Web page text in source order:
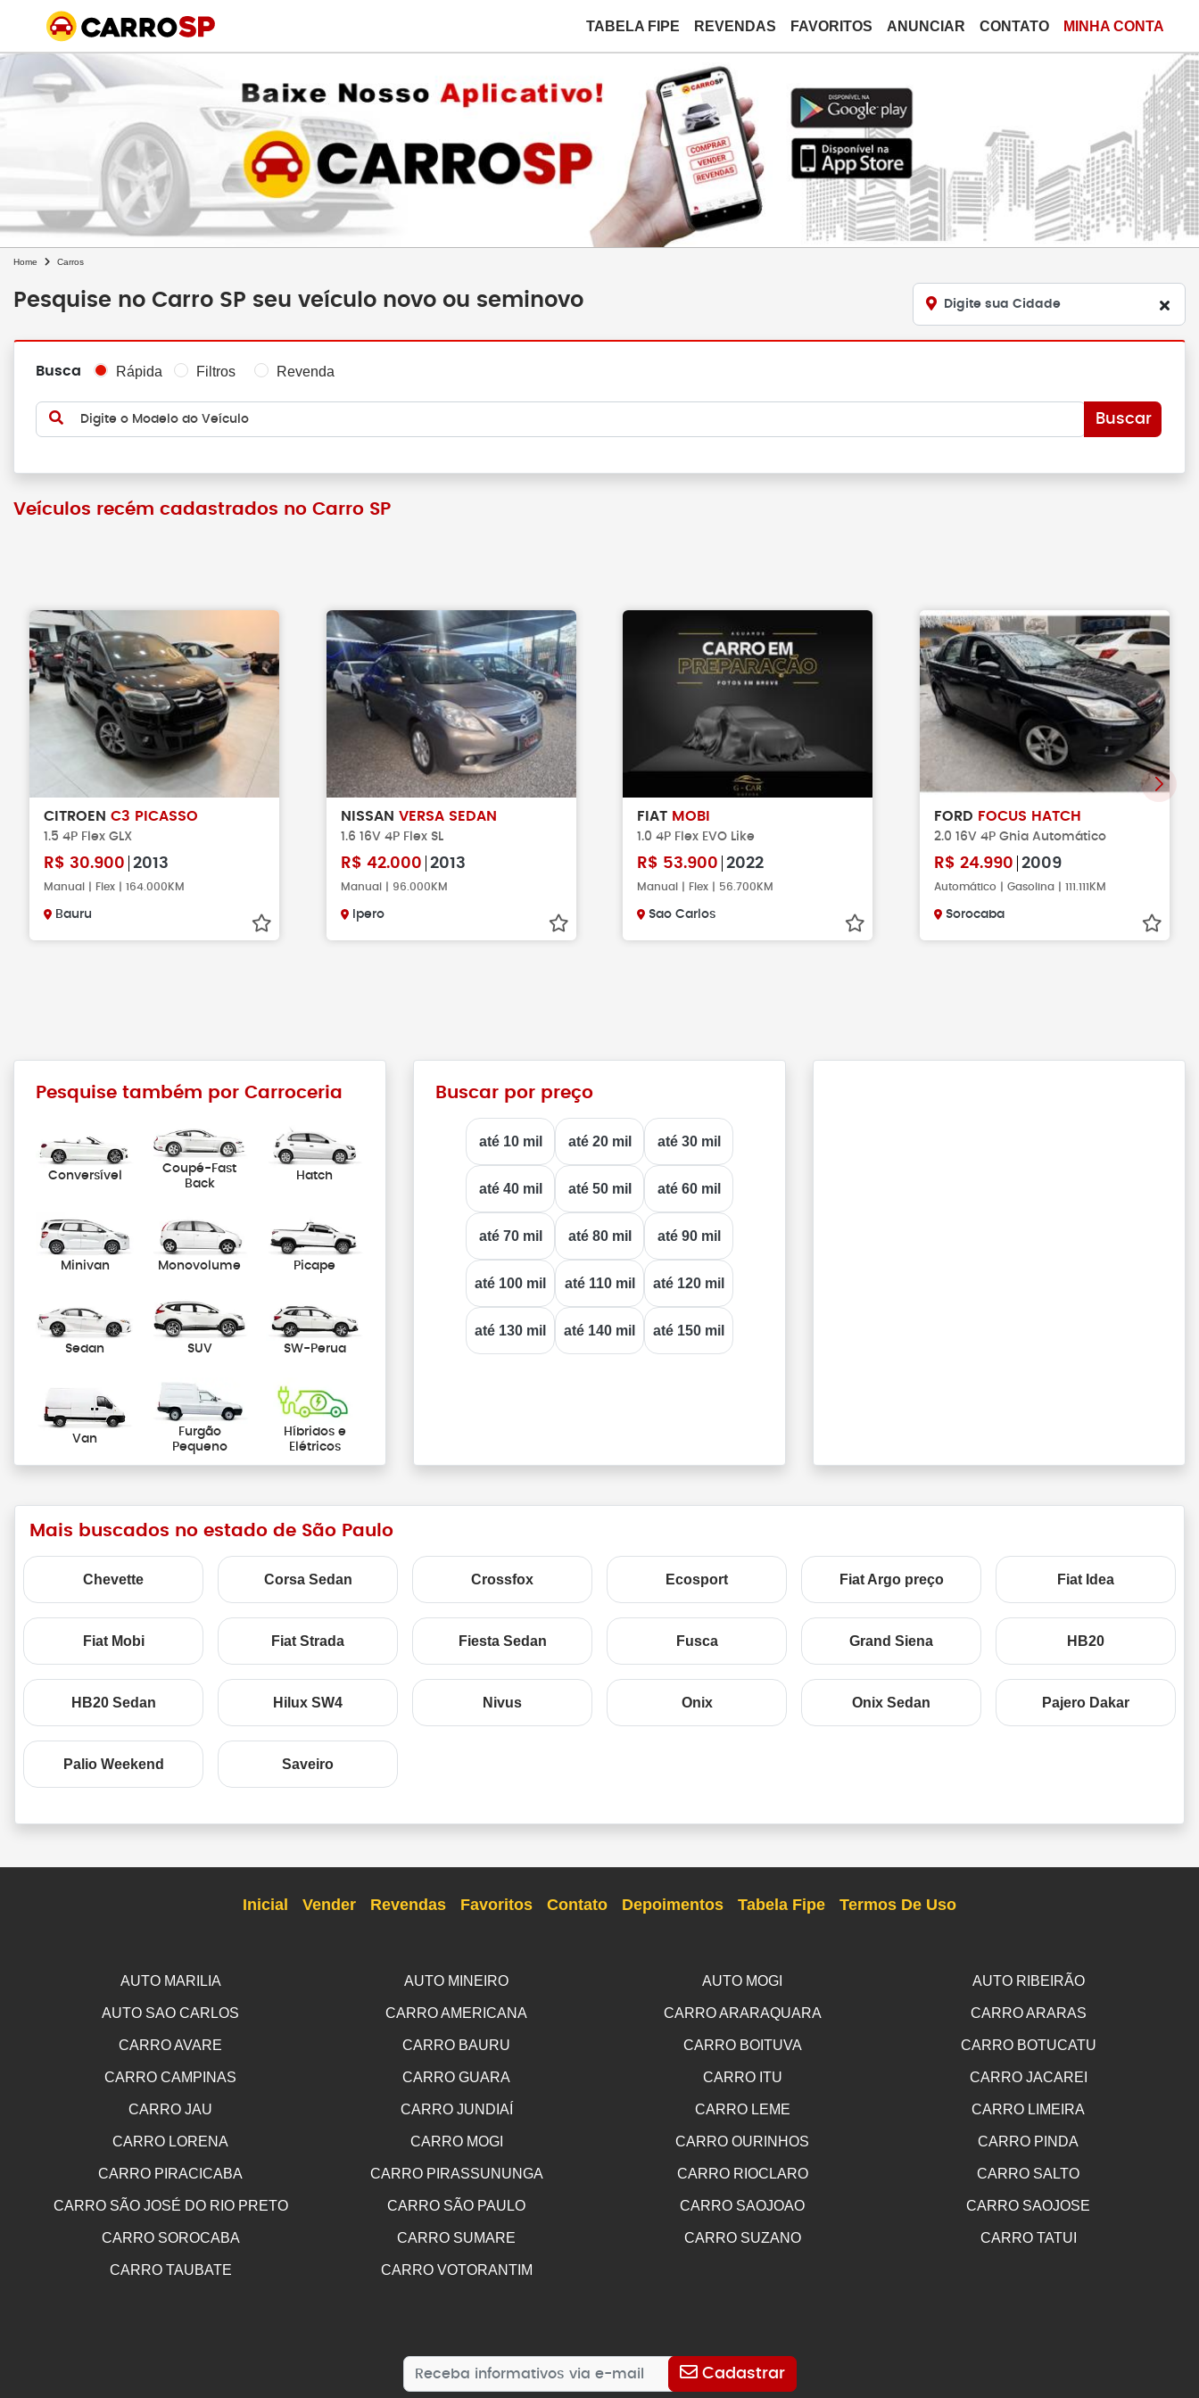
TABELA FIPE REVENDAS FAVORITOS ANUNCIAR CONTATO MINHA CONTA
Home Carros
Pesquise no Carro SP seu veículo novo ou seminovo Digite sua Cidade
Busca Rápida Filtros Revenda
Digite o Modelo do Veículo Buscar
Veículos recém cadastrados no Carro SP
CITROENC3 PICASSO
1.5 4P Flex GLX
R$ 30.900 2013
Manual | Flex | 164.000KM
Bauru
NISSAN VERSA SEDAN
1.6 16V 4P Flex SL
R$ 42.000 2013
Manual | 96.000KM
Ipero
FIAT MOBI
1.0 4P Flex EVO Like
R$ 53.900 2022
Manual | Flex | 56.700KM
Sao Carlos
FORD FOCUS HATCH
2.0 16V 4P Ghia Automático
R$ 24.990 2009
Automático | Gasolina | 111.111KM
Sorocaba
Pesquise também por Carroceria
Conversível
Coupé-Fast
Back
Hatch
Minivan Monovolume Picape
Sedan SUV SW-Perua
Van
Furgão
Pequeno
Híbridos e
Elétricos
Buscar por preço
até 10 mil até 20 mil até 30 mil
até 40 mil até 50 mil até 60 mil
até 70 mil até 80 mil até 90 mil
até 100 mil até 110 mil até 120 mil
até 130 mil até 140 mil até 150 mil
Mais buscados no estado de São Paulo
Chevette Corsa Sedan Crossfox Ecosport Fiat Argo preço Fiat Idea
Fiat Mobi Fiat Strada Fiesta Sedan Fusca Grand Siena HB20
HB20 Sedan Hilux SW4 Nivus Onix Onix Sedan Pajero Dakar
Palio Weekend Saveiro
Inicial Vender Revendas Favoritos Contato Depoimentos Tabela Fipe Termos De Uso
AUTO MARILIA AUTO MINEIRO AUTO MOGI AUTO RIBEIRÃO
AUTO SAO CARLOS CARRO AMERICANA CARRO ARARAQUARA CARRO ARARAS
CARRO AVARE CARRO BAURU CARRO BOITUVA CARRO BOTUCATU
CARRO CAMPINAS CARRO GUARA CARRO ITU CARRO JACAREI
CARRO JAU CARRO JUNDIAÍ CARRO LEME CARRO LIMEIRA
CARRO LORENA CARRO MOGI CARRO OURINHOS CARRO PINDA
CARRO PIRACICABA CARRO PIRASSUNUNGA CARRO RIOCLARO CARRO SALTO
CARRO SÃO JOSÉ DO RIO PRETO CARRO SÃO PAULO CARRO SAOJOAO CARRO SAOJOSE
CARRO SOROCABA CARRO SUMARE CARRO SUZANO CARRO TATUI
CARRO TAUBATE CARRO VOTORANTIM
Cadastrar